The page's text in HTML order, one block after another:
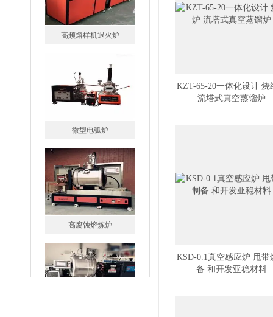
微型电弧炉
高腐蚀熔炼炉
一托二真空熔炼炉
KZT-65-20一体化设计 烧
流塔式真空蒸馏炉
KSD-0.1真空感应炉 甩带
备 和开发亚稳材料